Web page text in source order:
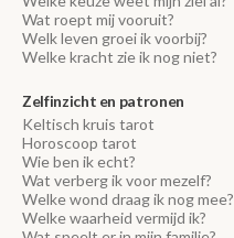
Wat roept mij vooruit?
Welk leven groei ik voorbij?
Welke kracht zie ik nog niet?
Zelfinzicht en patronen
Keltisch kruis tarot
Horoscoop tarot
Wie ben ik echt?
Wat verberg ik voor mezelf?
Welke wond draag ik nog mee?
Welke waarheid vermijd ik?